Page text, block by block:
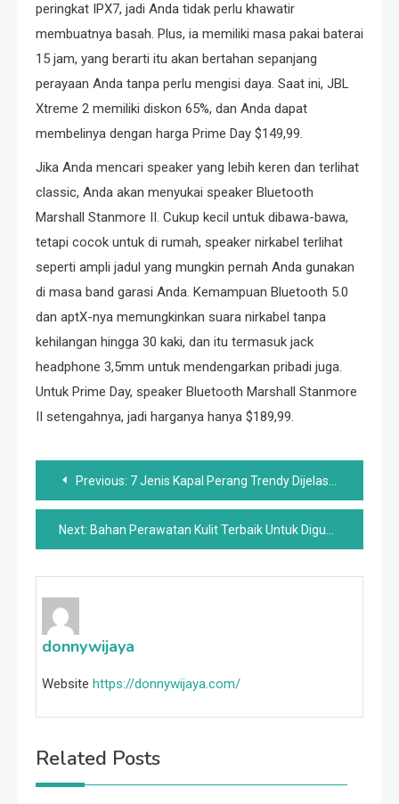
peringkat IPX7, jadi Anda tidak perlu khawatir
membuatnya basah. Plus, ia memiliki masa pakai baterai
15 jam, yang berarti itu akan bertahan sepanjang
perayaan Anda tanpa perlu mengisi daya. Saat ini, JBL
Xtreme 2 memiliki diskon 65%, dan Anda dapat
membelinya dengan harga Prime Day $149,99.
Jika Anda mencari speaker yang lebih keren dan terlihat
classic, Anda akan menyukai speaker Bluetooth
Marshall Stanmore II. Cukup kecil untuk dibawa-bawa,
tetapi cocok untuk di rumah, speaker nirkabel terlihat
seperti ampli jadul yang mungkin pernah Anda gunakan
di masa band garasi Anda. Kemampuan Bluetooth 5.0
dan aptX-nya memungkinkan suara nirkabel tanpa
kehilangan hingga 30 kaki, dan itu termasuk jack
headphone 3,5mm untuk mendengarkan pribadi juga.
Untuk Prime Day, speaker Bluetooth Marshall Stanmore
II setengahnya, jadi harganya hanya $189,99.
Post
navigation
Previous: 7 Jenis Kapal Perang Trendy Dijelaskan
Next: Bahan Perawatan Kulit Terbaik Untuk Digunakan Dengan Niacinamide Untuk Kulit Kering
donnywijaya
Website https://donnywijaya.com/
Related Posts